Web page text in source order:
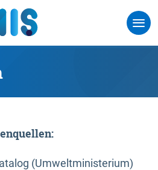
(Umweltministerium)